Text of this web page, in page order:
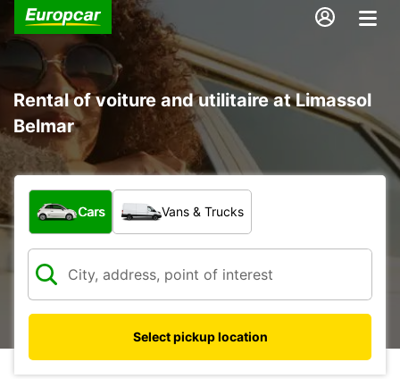
Rental of voiture and utilitaire at Limassol
Belmar
What type of vehicle?
Cars Vans & Trucks
Select pickup location